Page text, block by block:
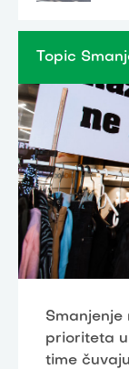
Topic
prioriteta
time